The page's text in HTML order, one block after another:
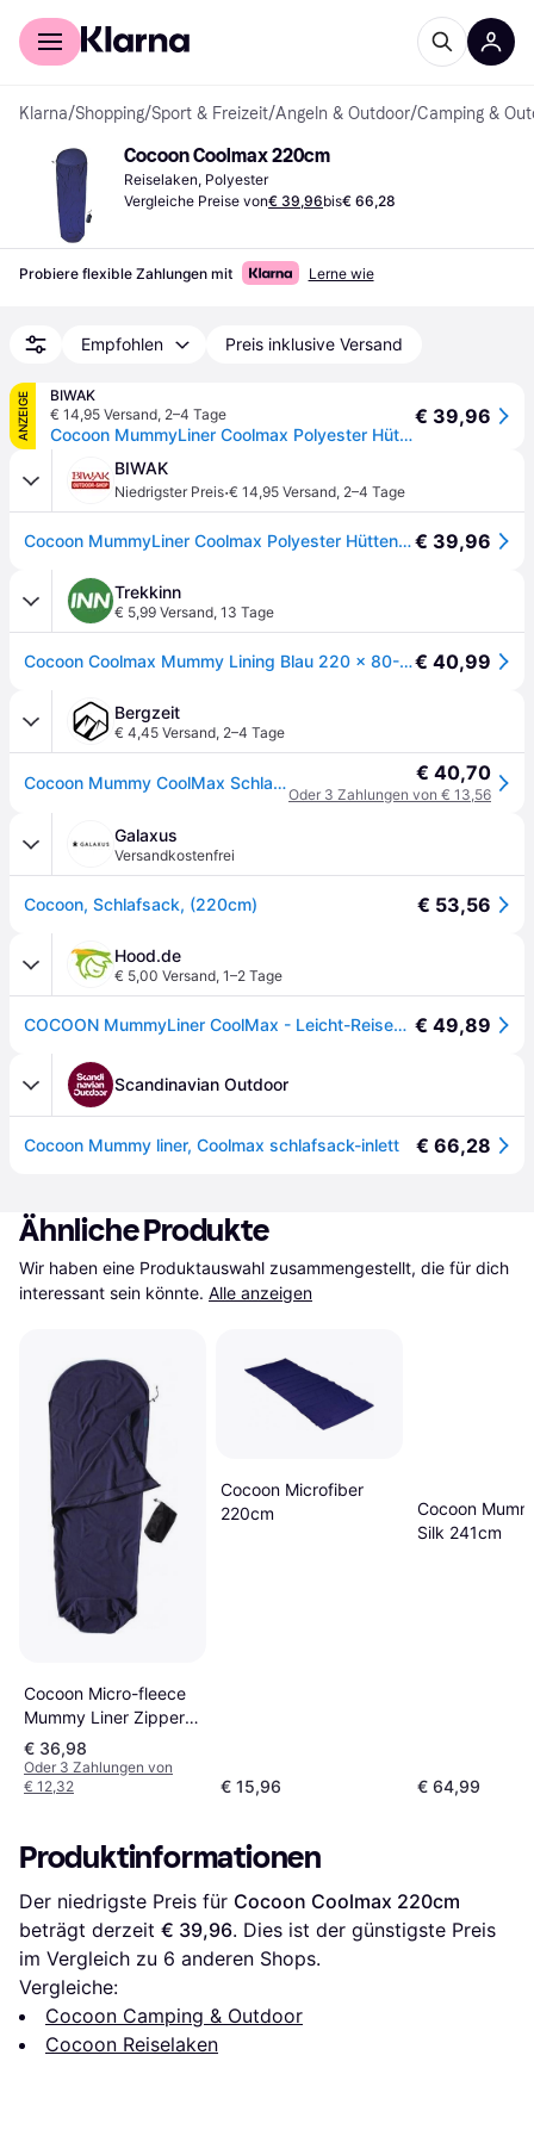
Für Shopper
Klarna/Shopping/Sport & Freizeit/Angeln & Outdoor/Camping &
Cocoon Coolmax 220cm
Reiselaken, Polyester
Vergleiche Preise von€ 39,96bis€ 66,28
Probiere flexible Zahlungen mit Lerne wie
Empfohlen Preis inklusive Versand
ANZEIGE
BIWAK
€ 14,95 Versand, 2–4 Tage
Cocoon MummyLiner Coolmax Polyester Hüttenschlafsack (Wärmeleistung +4,7°C / max. Körpergröße 190cm / Gewicht 0,255kg) 1959
€ 39,96
BIWAK
Niedrigster Preis·€ 14,95 Versand, 2–4 Tage
Cocoon MummyLiner Coolmax Polyester Hüttenschlafsack (Wärmeleistung +4,7°C / max. Körpergröße 190cm / Gewicht 0,255kg) 1959€ 39,96
Trekkinn
€ 5,99 Versand, 13 Tage
Cocoon Coolmax Mummy Lining Blau 220 x 80-60 cm€ 40,99
Bergzeit
€ 4,45 Versand, 2–4 Tage
Cocoon Mummy CoolMax Schlafsack - blau - max. 210cm € 40,70
Oder 3 Zahlungen von € 13,56
Galaxus
Versandkostenfrei
Cocoon, Schlafsack, (220cm) € 53,56
Hood.de
€ 5,00 Versand, 1–2 Tage
COCOON MummyLiner CoolMax - Leicht-Reiseschlafsack und Innenschlafsack € 49,89
Scandinavian Outdoor
Cocoon Mummy liner, Coolmax schlafsack-inlett € 66,28
Ähnliche Produkte
Wir haben eine Produktauswahl zusammengestellt, die für dich
interessant sein könnte. Alle anzeigen
Cocoon Micro-fleece
Mummy Liner Zipper
Right
€ 36,98
Oder 3 Zahlungen von
€ 12,32
Cocoon Microfiber
220cm
€ 15,96
Cocoon
Silk 241cm
€ 64,99
Produktinformationen
Der niedrigste Preis für Cocoon Coolmax 220cm
beträgt derzeit € 39,96. Dies ist der günstigste Preis
im Vergleich zu 6 anderen Shops.
Vergleiche:
Cocoon Camping & Outdoor
Cocoon Reiselaken